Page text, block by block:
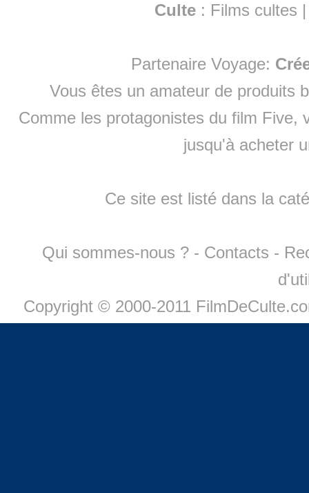
Culte : Films cultes
Partenaire Voyage:
Vous êtes un amateur de produits
Comme les protagonistes du film Five,
jusqu'à acheter
Ce site est listé dans la
Qui sommes-nous ? - Contacts -
Copyright © 2000-2011